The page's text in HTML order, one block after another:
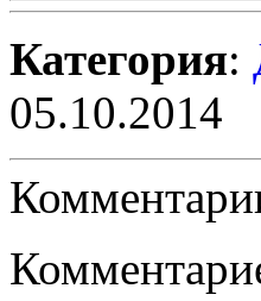
Категория:
05.10.2014